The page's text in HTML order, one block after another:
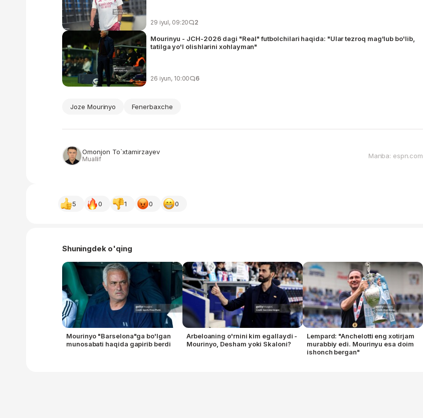
29 iyul, 09:20 2
Mourinyu - JCH-2026 dagi "Real" futbolchilari haqida: "Ular tezroq mag'lub bo'lib,
tatilga yo'l olishlarini xohlayman"
26 iyun, 10:00 6
Joze Mourinyo Fenerbaxche
Omonjon To`xtamirzayev
Muallif Manba: espn.com
5 0 1 0 0
Shuningdek o'qing
Mourinyo "Barselona"ga bo'lgan
munosabati haqida gapirib berdi
Arbeloaning o'rnini kim egallaydi -
Mourinyo, Desham yoki Skaloni?
Lempard: "Anchelotti eng xotirjam
murabbiy edi. Mourinyu esa doim
ishonch bergan"